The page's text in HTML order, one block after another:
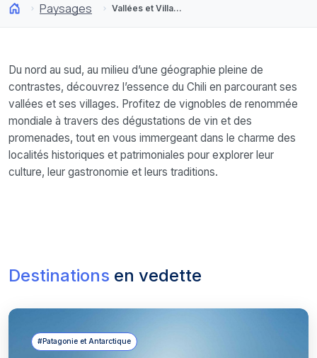
Paysages Vallées et Villages
Du nord au sud, au milieu d’une géographie pleine de
contrastes, découvrez l’essence du Chili en parcourant ses
vallées et ses villages. Profitez de vignobles de renommée
mondiale à travers des dégustations de vin et des
promenades, tout en vous immergeant dans le charme des
localités historiques et patrimoniales pour explorer leur
culture, leur gastronomie et leurs traditions.
Destinations en vedette
#Patagonie et Antarctique